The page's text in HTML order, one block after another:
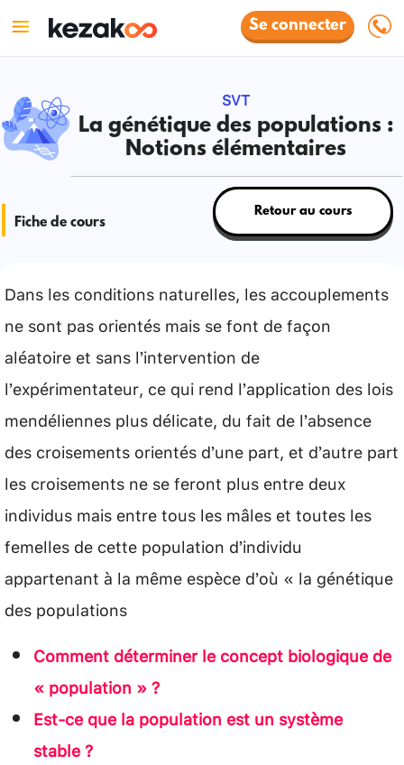
Se connecter
SVT
La génétique des populations :
Notions élémentaires
Fiche de cours
Retour au cours
Dans les conditions naturelles, les accouplements
ne sont pas orientés mais se font de façon
aléatoire et sans l’intervention de
l’expérimentateur, ce qui rend l’application des lois
mendéliennes plus délicate, du fait de l’absence
des croisements orientés d’une part, et d’autre part
les croisements ne se feront plus entre deux
individus mais entre tous les mâles et toutes les
femelles de cette population d’individu
appartenant à la même espèce d’où « la génétique
des populations
Comment déterminer le concept biologique de
« population » ?
Est-ce que la population est un système
stable ?